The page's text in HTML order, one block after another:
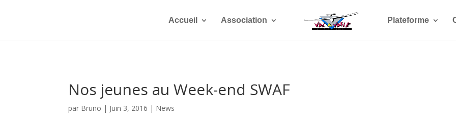
Accueil Association Plateforme
Nos jeunes au Week-end SWAF
par Bruno | Juin 3, 2016 | News